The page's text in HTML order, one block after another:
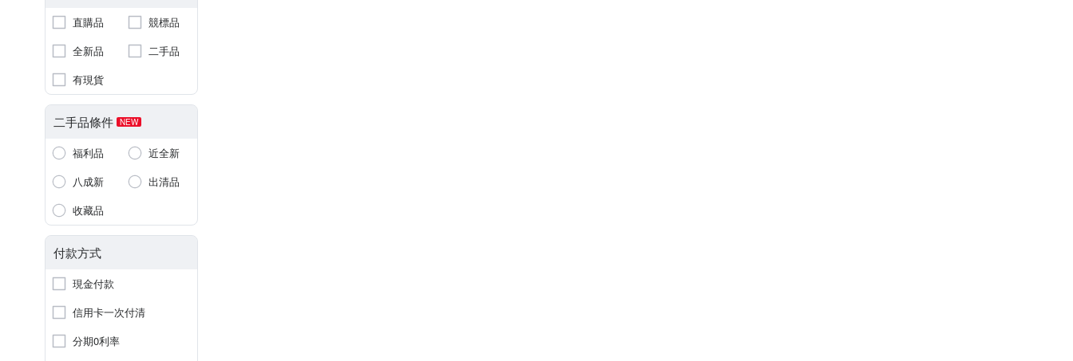
直購品
競標品
全新品
二手品
有現貨
二手品條件 NEW
福利品
近全新
八成新
出清品
收藏品
付款方式
現金付款
信用卡一次付清
分期0利率